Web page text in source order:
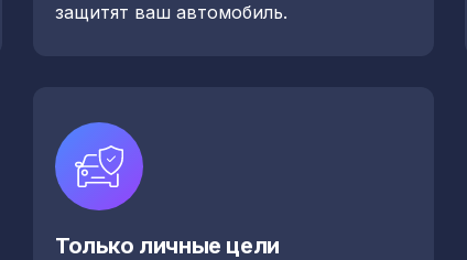
защитят ваш автомобиль.
Только личные цели